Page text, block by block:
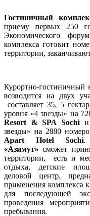
Гостиничный
приему первых 250
Экономического
комплекса готовит
территории,
Курортно-гостиничный
возводится на двух
составляет 35, 5
уровня «4 звезды» на
Resort & SPA Sochiи
звезды» на 2880
Apart Hotel Sochi.
«Азимут» сможет
территории, есть и
отдыха, детские
деловой центр,
применения комплекса
для последующей
проведения
пребывания.